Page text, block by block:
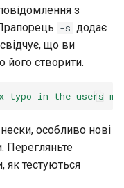
з
-s додає
що ви
його створити.
typo in the users
особливо нові
Перегляньте
як тестуються